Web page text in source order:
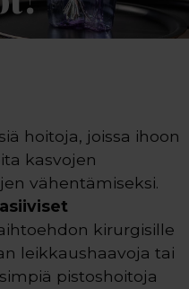
hoitoja, joissa ihoon
kasvojen
vähentämiseksi.
kirurgisille
leikkaushaavoja tai
pistoshoitoja